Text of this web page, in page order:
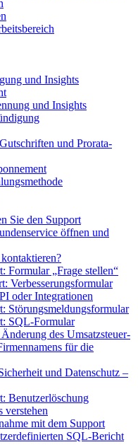
und Insights
und Insights
und Prorata-
Sie den Support
öffnen und
Formular „Frage stellen“
Verbesserungsformular
oder Integrationen
Störungsmeldungsformular
SQL-Formular
des Umsatzsteuer-
für die
und Datenschutz –
Benutzerlöschung
verstehen
mit dem Support
SQL-Bericht